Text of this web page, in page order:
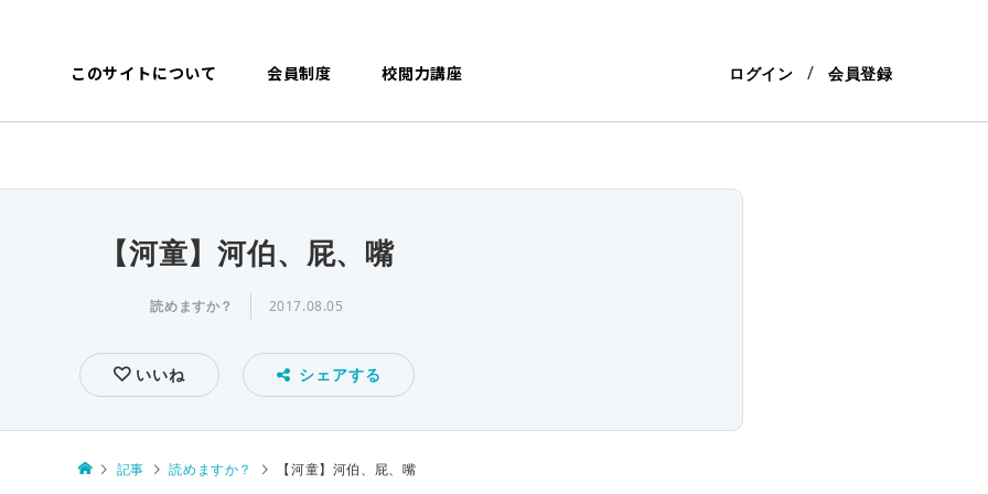
このサイトについて 会員制度 校閲力講座 ログイン 会員登録
【河童】河伯、屁、嘴
読めますか？ 2017.08.05
いいね シェアする
記事 読めますか？ 【河童】河伯、屁、嘴